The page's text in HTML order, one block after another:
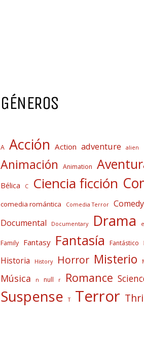
GÉNEROS
A Acción Action adventure alien
Animación Animation
Bélica C Ciencia ficción
comedia romántica Comedia Terror Comedy
Documental Documentary Drama e
Family Fantasy Fantasía Fantástico
Historia History Horror Misterio
Música n null r Romance
Suspense T Terror